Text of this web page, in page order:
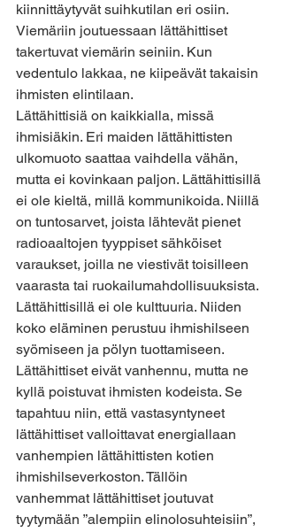
kiinnittäytyvät suihkutilan eri osiin.
Viemäriin joutuessaan lättähittiset
takertuvat viemärin seiniin. Kun
vedentulo lakkaa, ne kiipeävät takaisin
ihmisten elintilaan.
Lättähittisiä on kaikkialla, missä
ihmisiäkin. Eri maiden lättähittisten
ulkomuoto saattaa vaihdella vähän,
mutta ei kovinkaan paljon. Lättähittisillä
ei ole kieltä, millä kommunikoida. Niillä
on tuntosarvet, joista lähtevät pienet
radioaaltojen tyyppiset sähköiset
varaukset, joilla ne viestivät toisilleen
vaarasta tai ruokailumahdollisuuksista.
Lättähittisillä ei ole kulttuuria. Niiden
koko eläminen perustuu ihmishilseen
syömiseen ja pölyn tuottamiseen.
Lättähittiset eivät vanhennu, mutta ne
kyllä poistuvat ihmisten kodeista. Se
tapahtuu niin, että vastasyntyneet
lättähittiset valloittavat energiallaan
vanhempien lättähittisten kotien
ihmishilseverkoston. Tällöin
vanhemmat lättähittiset joutuvat
tyytymään ”alempiin elinolosuhteisiin”,